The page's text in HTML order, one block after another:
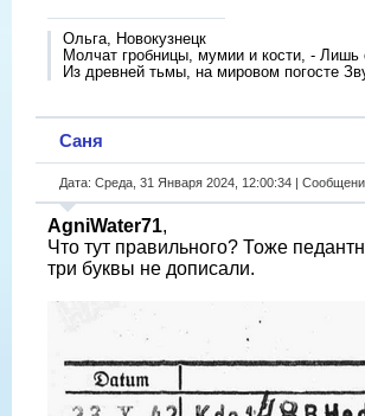
Ольга, Новокузнецк
Молчат гробницы, мумии и кости, - Лишь
Из древней тьмы, на мировом погосте
Саня
Дата: Среда, 31 Января 2024, 12:00:34 |
AgniWater71,
Что тут правильного? Тоже
три буквы не дописали.